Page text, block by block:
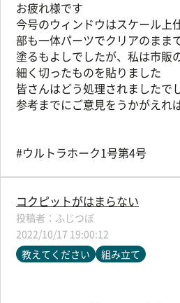
お疲れ様です
今号のウィンドウはスケール上
部も一体パーツでクリアのまま
塗るもよしでしたが、私は市販
細く切ったものを貼りました
皆さんはどう処理されましたで
参考までにご意見をうかがえれ
#ウルトラホーク1号第4号
コクピットがはまらない
ふじつぼ
2022/10/17 19:00:12
教えてください 組み立て